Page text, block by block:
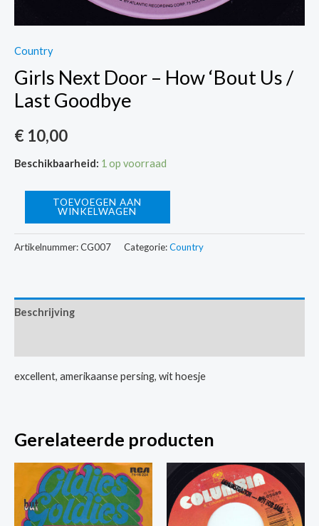
Country
Girls Next Door – How ‘Bout Us /
Last Goodbye
€ 10,00
Beschikbaarheid: 1 op voorraad
Door
'Bout
Us
Goodbye
TOEVOEGEN AAN
WINKELWAGEN
Artikelnummer:CG007 Categorie:Country
Beschrijving
excellent, amerikaanse persing, wit hoesje
Gerelateerde producten